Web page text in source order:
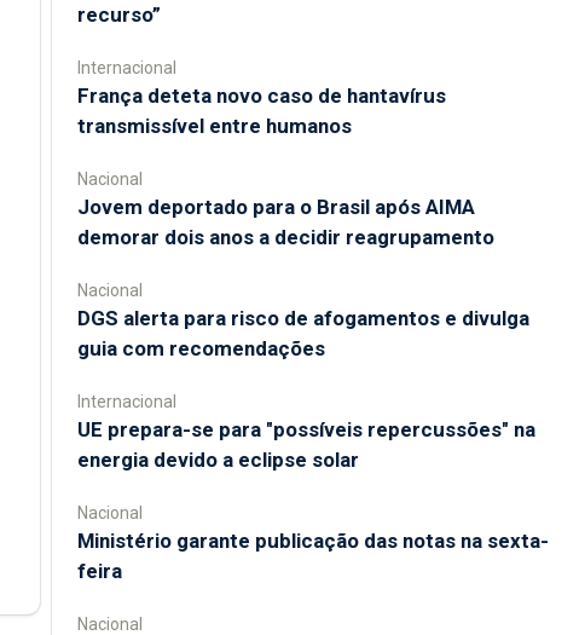
recurso”
Internacional
França deteta novo caso de hantavírus
transmissível entre humanos
Nacional
Jovem deportado para o Brasil após AIMA
demorar dois anos a decidir reagrupamento
Nacional
DGS alerta para risco de afogamentos e divulga
guia com recomendações
Internacional
UE prepara-se para "possíveis repercussões" na
energia devido a eclipse solar
Nacional
Ministério garante publicação das notas na sexta-
feira
Nacional